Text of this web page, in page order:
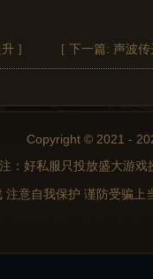
] [ 下一篇: 声波
Copyright © 2021 -
注：好私服只投放盛大游
注意自我保护 谨防受骗